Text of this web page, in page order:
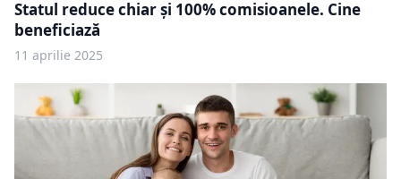
Statul reduce chiar și 100% comisioanele. Cine
beneficiază
11 aprilie 2025